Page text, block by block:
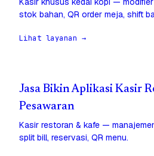
stok bahan, QR order meja, shift
Lihat layanan →
Jasa Bikin Aplikasi Kasir
Pesawaran
Kasir restoran & kafe —
split bill, reservasi, QR menu.